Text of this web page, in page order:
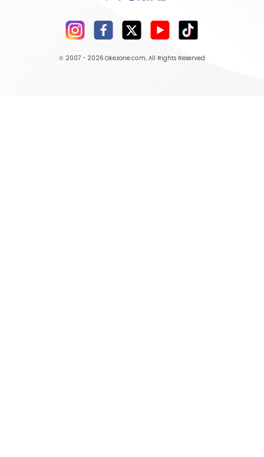
© 2007 - 2026 Okezone.com, All Rights Reserved